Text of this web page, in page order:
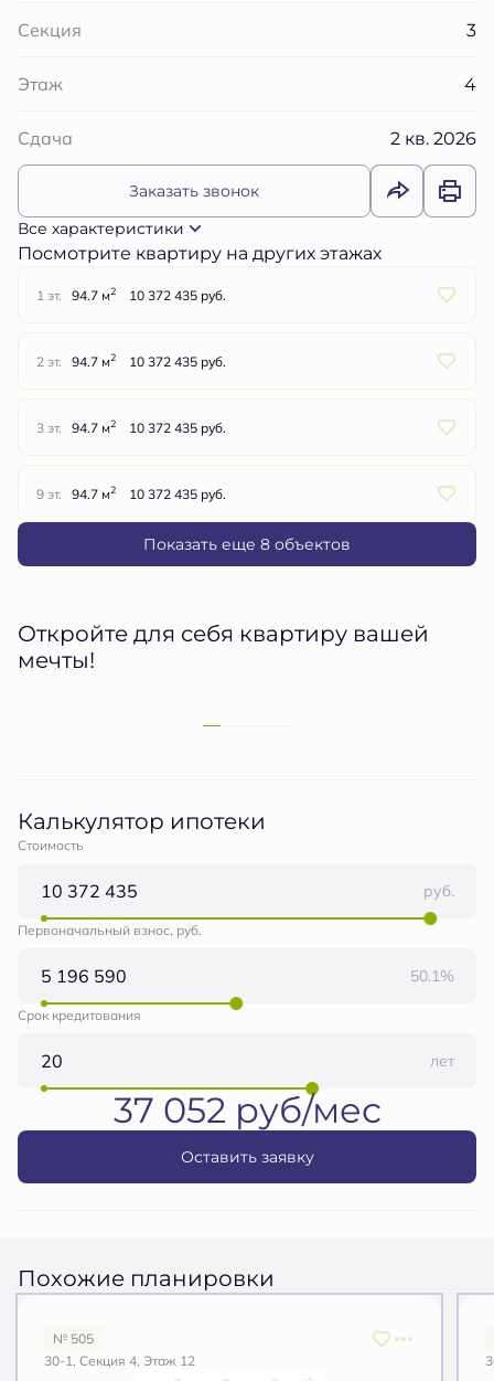
Секция 3
Этаж 4
Сдача 2 кв. 2026
Заказать звонок
Все характеристики
Посмотрите квартиру на других этажах
1 эт. 94.7 м2 10 372 435 руб.
2 эт. 94.7 м2 10 372 435 руб.
3 эт. 94.7 м2 10 372 435 руб.
9 эт. 94.7 м2 10 372 435 руб.
Показать еще 8 объектов
Откройте для себя квартиру вашей
мечты!
Калькулятор ипотеки
Стоимость
руб.
Первоначальный взнос, руб.
50.1%
Срок кредитования
лет
37 052 руб/мес
Оставить заявку
Похожие планировки
№ 505
30-1, Секция 4, Этаж 12